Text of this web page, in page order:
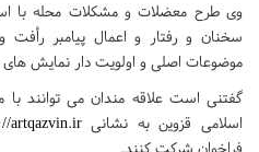
وی طرح معضلات و مشکلات محله با
سخنان و رفتار و اعمال پیامبر رأفت
موضوعات اصلی و اولویت دار نمایش
گفتنی است علاقه مندان می توانند
اسلامی قزوین به نشانیartqazvin.ir